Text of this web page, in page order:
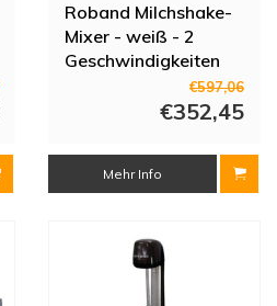
Roband Milchshake-
Mixer - weiß - 2
Geschwindigkeiten
€597,06
€352,45
Mehr Info